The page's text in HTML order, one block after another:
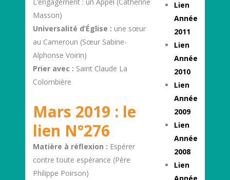
Lien
Année
2011
Lien
Année
2010
Lien
Année
2009
Lien
Année
2008
Lien
Masson)
Universalité d’Église : une sœur
au Cameroun (Sœur Sabine-
Alphonse Voirin)
Prier avec : Saint Claude La
Colombière
Mars 2019 : le
lien N°276
Matière à réflexion : Espérer
contre toute espérance (Père
Philippe Poirson)